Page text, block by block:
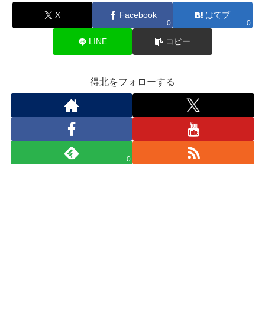
X Facebook
0
はてブ
0
LINE コピー
得北をフォローする
0